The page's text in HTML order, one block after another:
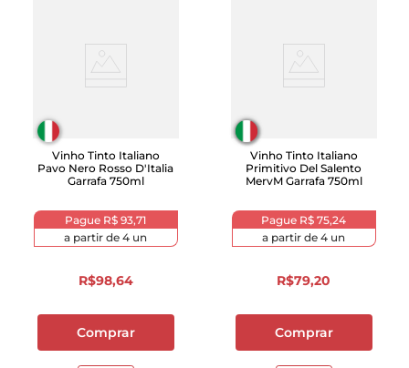
Vinho Tinto Italiano
Pavo Nero Rosso D'Italia
Garrafa 750ml
Pague R$ 93,71
a partir de 4 un
R$98,64
Comprar
Vinho Tinto Italiano
Primitivo Del Salento
MervM Garrafa 750ml
Pague R$ 75,24
a partir de 4 un
R$79,20
Comprar